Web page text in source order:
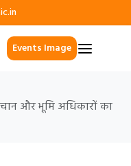
Events Image
और भूमि अधिकारों का